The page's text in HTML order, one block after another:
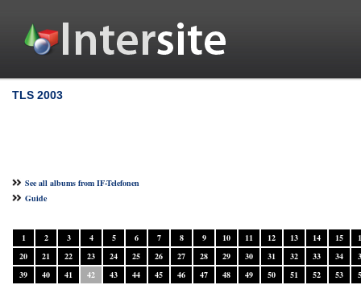
TLS 2003
See all albums from IF-Telefonen
Guide
1 2 3 4 5 6 7 8 9 10 11 12 13 14 15
20
21 22 23 24 25 26 27 28 29 30 31 32 33 34
39
40 41 42 43 44 45 46 47 48 49 50 51 52 53